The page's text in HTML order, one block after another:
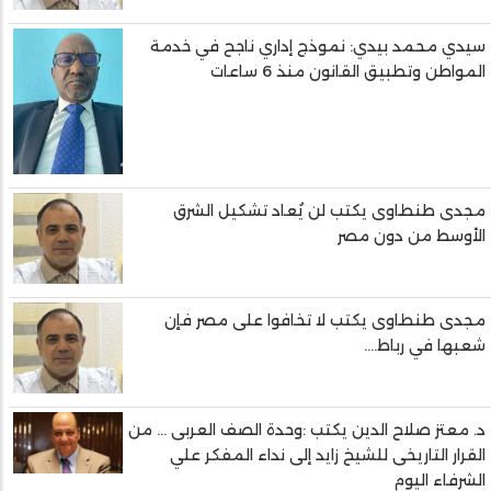
سيدي محمد بيدي: نموذج إداري ناجح في خدمة
المواطن وتطبيق القانون منذ 6 ساعات
مجدى طنطاوى يكتب لن يُعاد تشكيل الشرق
الأوسط من دون مصر
مجدى طنطاوى يكتب لا تخافوا على مصر فإن
شعبها في رباط....
د. معتز صلاح الدين يكتب :وحدة الصف العربى … من
القرار التاريخى للشيخ زايد إلى نداء المفكر علي
الشرفاء اليوم